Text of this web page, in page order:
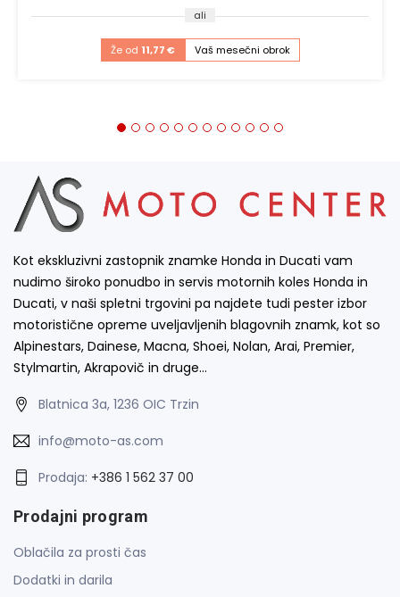
ali
Že od 11,77 € Vaš mesečni obrok
Kot ekskluzivni zastopnik znamke Honda in Ducati vam
nudimo široko ponudbo in servis motornih koles Honda in
Ducati, v naši spletni trgovini pa najdete tudi pester izbor
motoristične opreme uveljavljenih blagovnih znamk, kot so
Alpinestars, Dainese, Macna, Shoei, Nolan, Arai, Premier,
Stylmartin, Akrapovič in druge…
Blatnica 3a, 1236 OIC Trzin
info@moto-as.com
Prodaja: +386 1 562 37 00
Prodajni program
Oblačila za prosti čas
Dodatki in darila